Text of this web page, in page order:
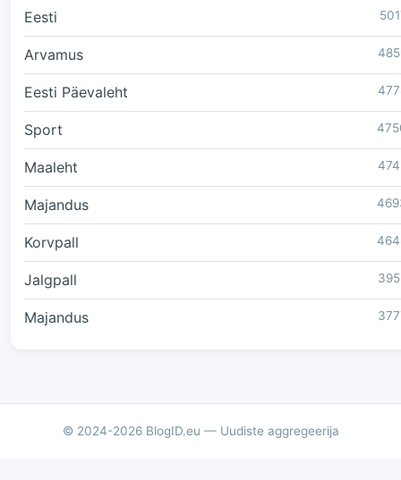
Eesti
Arvamus
Eesti Päevaleht
Sport
Maaleht
Majandus
Korvpall
Jalgpall
Majandus
© 2024-2026 BlogID.eu — Uudiste aggregeerija